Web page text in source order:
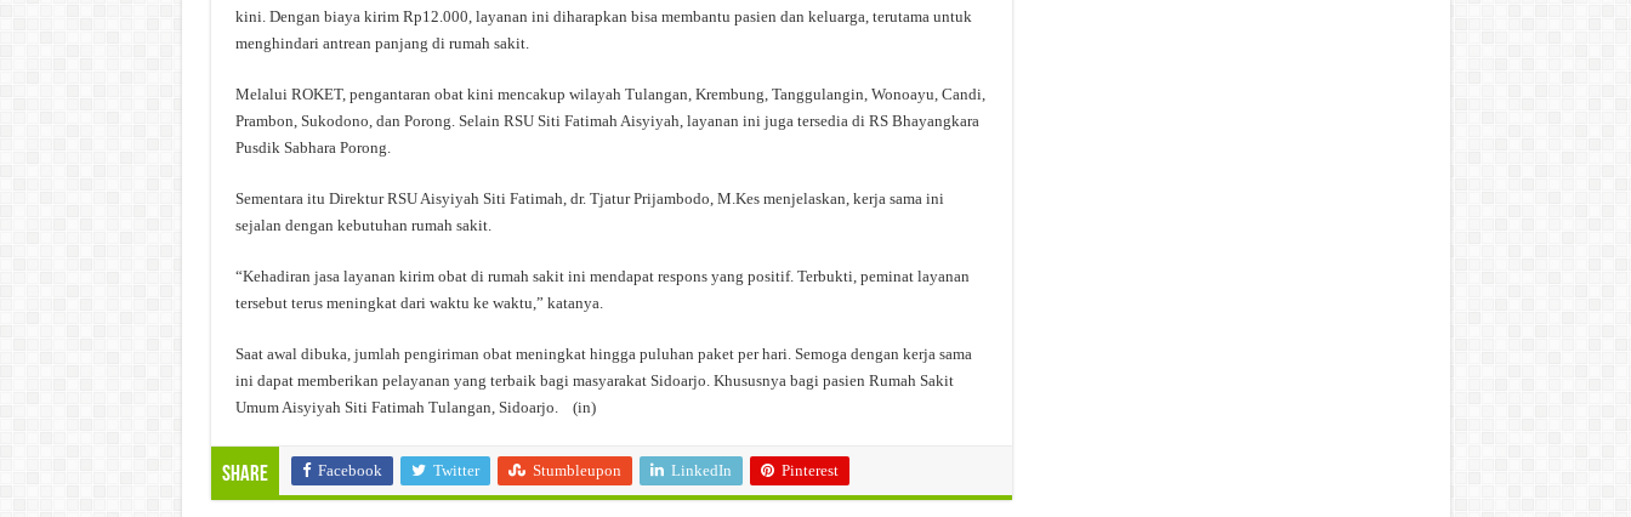
kini. Dengan biaya kirim Rp12.000, layanan ini diharapkan bisa membantu pasien dan keluarga, terutama untuk
menghindari antrean panjang di rumah sakit.
Melalui ROKET, pengantaran obat kini mencakup wilayah Tulangan, Krembung, Tanggulangin, Wonoayu, Candi,
Prambon, Sukodono, dan Porong. Selain RSU Siti Fatimah Aisyiyah, layanan ini juga tersedia di RS Bhayangkara
Pusdik Sabhara Porong.
Sementara itu Direktur RSU Aisyiyah Siti Fatimah, dr. Tjatur Prijambodo, M.Kes menjelaskan, kerja sama ini
sejalan dengan kebutuhan rumah sakit.
“Kehadiran jasa layanan kirim obat di rumah sakit ini mendapat respons yang positif. Terbukti, peminat layanan
tersebut terus meningkat dari waktu ke waktu,” katanya.
Saat awal dibuka, jumlah pengiriman obat meningkat hingga puluhan paket per hari. Semoga dengan kerja sama
ini dapat memberikan pelayanan yang terbaik bagi masyarakat Sidoarjo. Khususnya bagi pasien Rumah Sakit
Umum Aisyiyah Siti Fatimah Tulangan, Sidoarjo. (in)
Share Facebook Twitter Stumbleupon LinkedIn Pinterest